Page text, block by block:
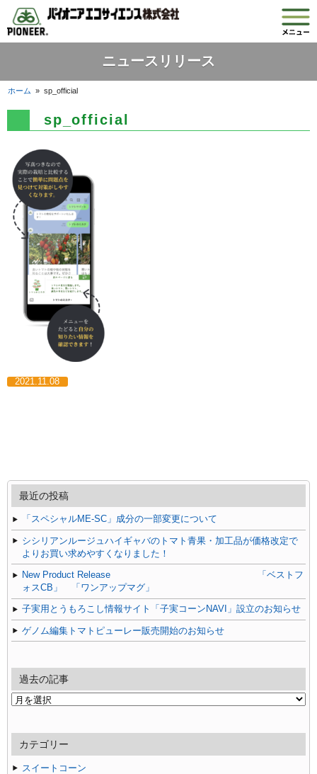
ニュースリリース
ホーム »sp_official
sp_official
2021.11.08
最近の投稿
「スペシャルME-SC」成分の一部変更について
シシリアンルージュハイギャバのトマト青果・加工品が価格改定で
よりお買い求めやすくなりました！
New Product Release 「ベストフ
ォスCB」 「ワンアップマグ」
子実用とうもろこし情報サイト「子実コーンNAVI」設立のお知らせ
ゲノム編集トマトピューレー販売開始のお知らせ
過去の記事
過
記
事
カテゴリー
スイートコーン